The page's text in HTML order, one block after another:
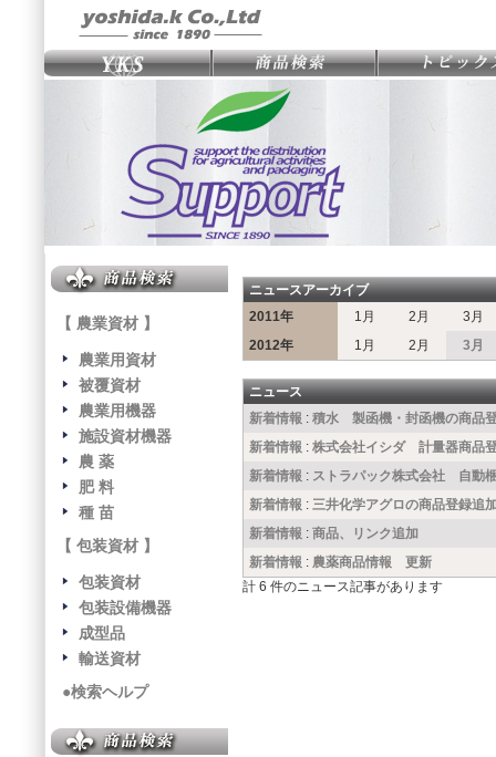
【 農業資材 】
農業用資材
被覆資材
農業用機器
施設資材機器
農 薬
肥 料
種 苗
【 包装資材 】
包装資材
包装設備機器
成型品
輸送資材
●検索ヘルプ
ニュースアーカイブ
2011年
1月 2月
3月
2012年
1月 2月 3月
ニュース
新着情報 : 積水 製函機・封函機の商品
新着情報 : 株式会社イシダ 計量器商品
新着情報 : ストラパック株式会社 自動
新着情報 : 三井化学アグロの商品登録追
新着情報 : 商品、リンク追加
新着情報 : 農薬商品情報 更新
計 6 件のニュース記事があります